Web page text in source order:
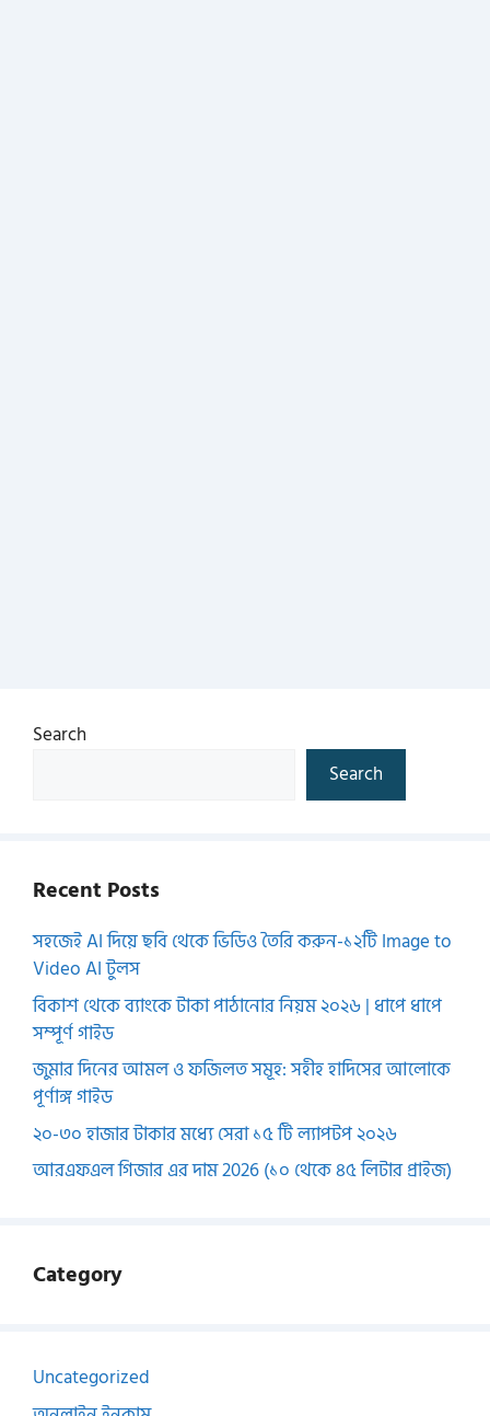
Search
Search
Recent Posts
সহজেই AI দিয়ে ছবি থেকে ভিডিও তৈরি করুন-১২টি Image to
Video AI টুলস
বিকাশ থেকে ব্যাংকে টাকা পাঠানোর নিয়ম ২০২৬ | ধাপে ধাপে
সম্পূর্ণ গাইড
জুমার দিনের আমল ও ফজিলত সমূহ: সহীহ হাদিসের আলোকে
পূর্ণাঙ্গ গাইড
২০-৩০ হাজার টাকার মধ্যে সেরা ১৫ টি ল্যাপটপ ২০২৬
আরএফএল গিজার এর দাম 2026 (১০ থেকে ৪৫ লিটার প্রাইজ)
Category
Uncategorized